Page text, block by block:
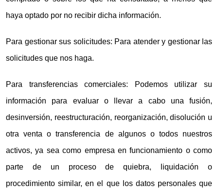
haya optado por no recibir dicha información.
Para gestionar sus solicitudes: Para atender y gestionar las
solicitudes que nos haga.
Para transferencias comerciales: Podemos utilizar su
información para evaluar o llevar a cabo una fusión,
desinversión, reestructuración, reorganización, disolución u
otra venta o transferencia de algunos o todos nuestros
activos, ya sea como empresa en funcionamiento o como
parte de un proceso de quiebra, liquidación o
procedimiento similar, en el que los datos personales que